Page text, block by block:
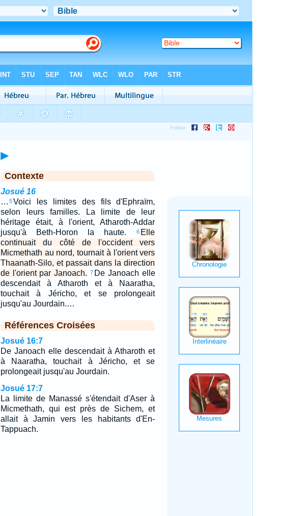
►
Contexte
Josué 16
… 5Voici les limites des fils d'Ephraïm,
selon leurs familles. La limite de leur
héritage était, à l'orient, Atharoth-Addar
jusqu'à Beth-Horon la haute.
6 Elle
continuait du côté de l'occident vers
Micmethath au nord, tournait à l'orient vers
Thaanath-Silo, et passait dans la direction
de l'orient par Janoach.
7 De Janoach elle
descendait à Atharoth et à Naaratha,
touchait à Jéricho, et se prolongeait
jusqu'au Jourdain.…
Références Croisées
Josué 16:7
De Janoach elle descendait à Atharoth et
à Naaratha, touchait à Jéricho, et se
prolongeait jusqu'au Jourdain.
Josué 17:7
La limite de Manassé s'étendait d'Aser à
Micmethath, qui est près de Sichem, et
allait à Jamin vers les habitants d'En-
Tappuach.